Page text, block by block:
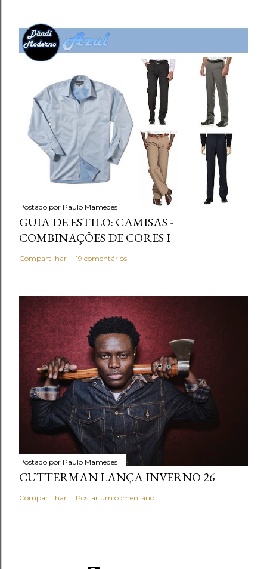
Postado por Paulo Mamedes
GUIA DE ESTILO: CAMISAS -
COMBINAÇÕES DE CORES I
Compartilhar 19 comentários
Postado por Paulo Mamedes
CUTTERMAN LANÇA INVERNO 26
Compartilhar Postar um comentário